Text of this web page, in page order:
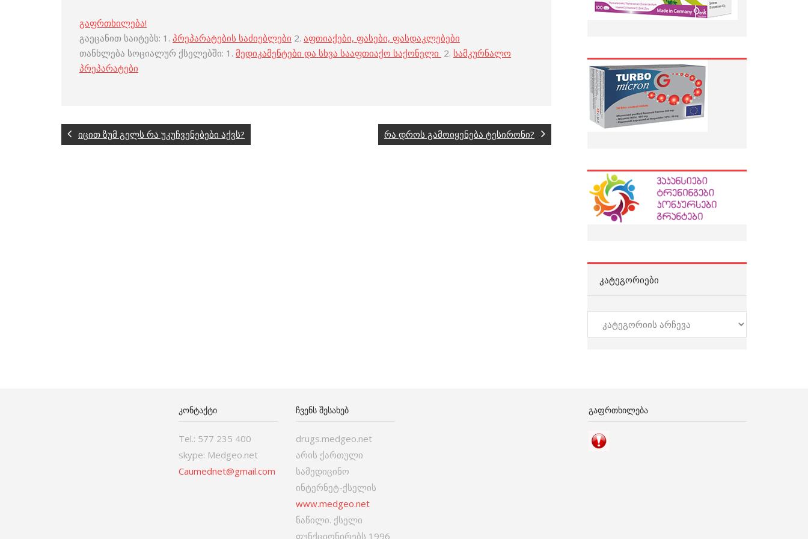
გაფრთხილება!
გაეცანით საიტებს: 1. პრეპარატების საძიებლები 2. აფთიაქები, ფასები, ფასდაკლებები
თანხლება სოციალურ ქსელებში: 1. მედიკამენტები და სხვა სააფთიაქო საქონელი 2. სამკურნალო
პრეპარატები
იცით ზუმ გელს რა უკუჩვენებები აქვს? რა დროს გამოიყენება ტესირონი?
ᲙᲐᲢᲔᲒᲝᲠᲘᲔᲑᲘ
კატეგორიები
ᲙᲝᲜᲢᲐᲥᲢᲘ
Tel.: 577 235 400
skype: Medgeo.net
Caumednet@gmail.com
ᲩᲕᲔᲜᲡ ᲨᲔᲡᲐᲮᲔᲑ
drugs.medgeo.net
არის ქართული
სამედიცინო
ინტერნეტ-ქსელის
www.medgeo.net
ნაწილი. ქსელი
ფუნქციონირებს 1996
ᲒᲐᲤᲠᲗᲮᲘᲚᲔᲑᲐ